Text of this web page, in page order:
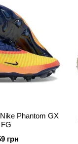
Phantom GX
грн